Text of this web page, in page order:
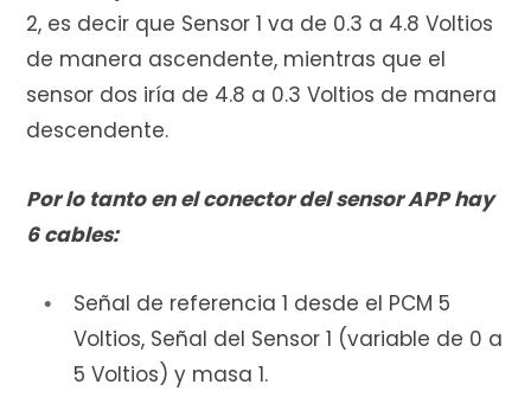
2, es decir que Sensor 1 va de 0.3 a 4.8 Voltios
de manera ascendente, mientras que el
sensor dos iría de 4.8 a 0.3 Voltios de manera
descendente.
Por lo tanto en el conector del sensor APP hay
6 cables:
Señal de referencia 1 desde el PCM 5
Voltios, Señal del Sensor 1 (variable de 0 a
5 Voltios) y masa 1.